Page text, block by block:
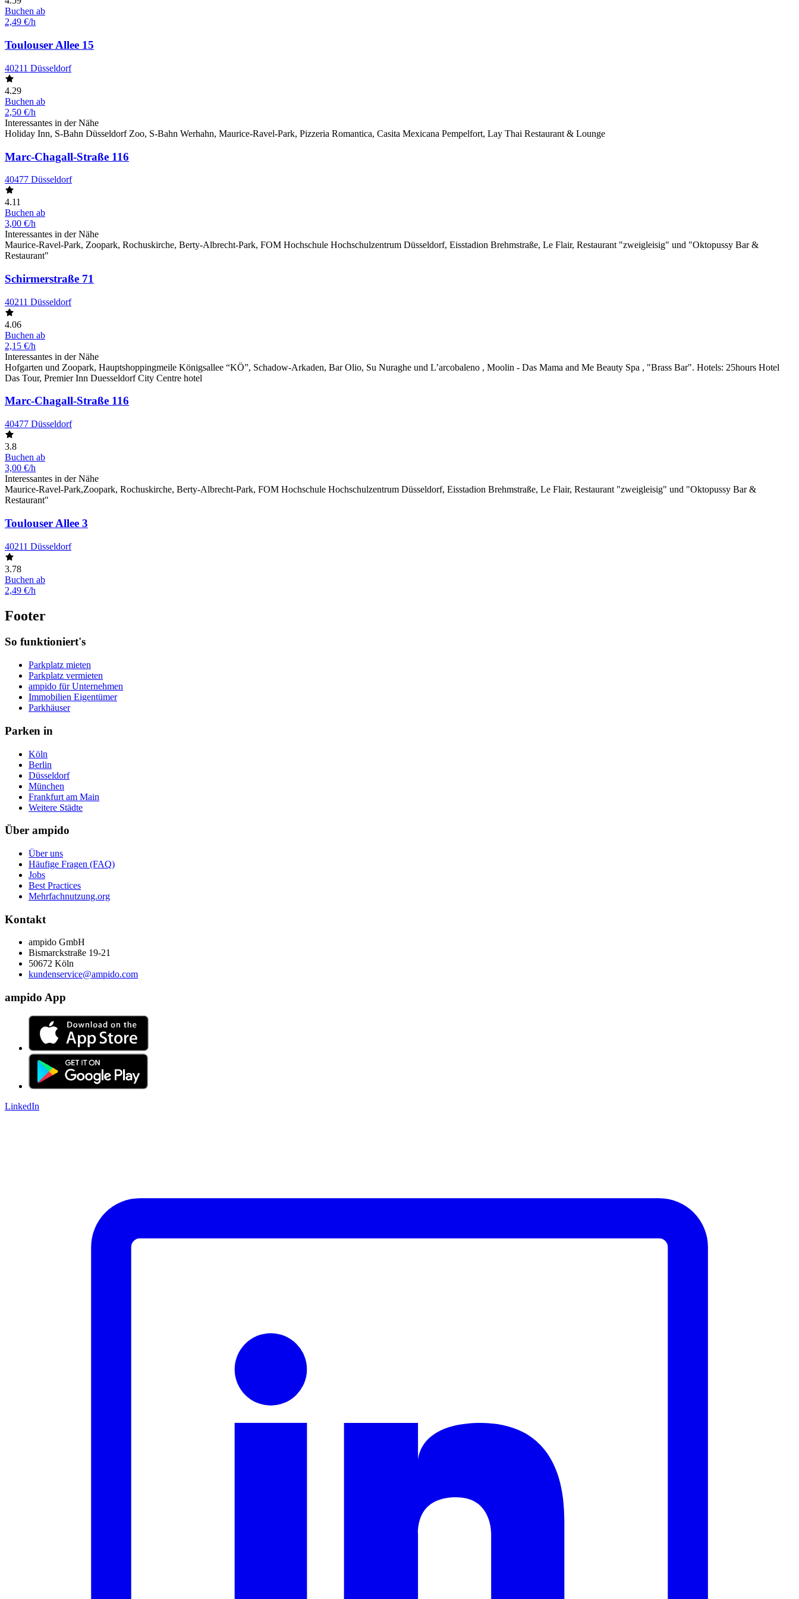
Buchen ab
2,49 €/h
Toulouser Allee 15
40211 Düsseldorf
4.29
Buchen ab
2,50 €/h
Interessantes in der Nähe
Holiday Inn, S-Bahn Düsseldorf Zoo, S-Bahn Werhahn, Maurice-Ravel-Park, Pizzeria Romantica, Casita Mexicana Pempelfort, Lay Thai Restaurant & Lounge
Marc-Chagall-Straße 116
40477 Düsseldorf
4.11
Buchen ab
3,00 €/h
Interessantes in der Nähe
Maurice-Ravel-Park, Zoopark, Rochuskirche, Berty-Albrecht-Park, FOM Hochschule Hochschulzentrum Düsseldorf, Eisstadion Brehmstraße, Le Flair, Restaurant "zweigleisig" und "Oktopussy Bar &
Restaurant"
Schirmerstraße 71
40211 Düsseldorf
4.06
Buchen ab
2,15 €/h
Interessantes in der Nähe
Hofgarten und Zoopark, Hauptshoppingmeile Königsallee “KÖ”, Schadow-Arkaden, Bar Olio, Su Nuraghe und L’arcobaleno , Moolin - Das Mama and Me Beauty Spa , "Brass Bar". Hotels: 25hours Hotel
Das Tour, Premier Inn Duesseldorf City Centre hotel
Marc-Chagall-Straße 116
40477 Düsseldorf
3.8
Buchen ab
3,00 €/h
Interessantes in der Nähe
Maurice-Ravel-Park,Zoopark, Rochuskirche, Berty-Albrecht-Park, FOM Hochschule Hochschulzentrum Düsseldorf, Eisstadion Brehmstraße, Le Flair, Restaurant "zweigleisig" und "Oktopussy Bar &
Restaurant"
Toulouser Allee 3
40211 Düsseldorf
3.78
Buchen ab
2,49 €/h
Footer
So funktioniert's
Parkplatz mieten
Parkplatz vermieten
ampido für Unternehmen
Immobilien Eigentümer
Parkhäuser
Parken in
Köln
Berlin
Düsseldorf
München
Frankfurt am Main
Weitere Städte
Über ampido
Über uns
Häufige Fragen (FAQ)
Jobs
Best Practices
Mehrfachnutzung.org
Kontakt
ampido GmbH
Bismarckstraße 19-21
50672 Köln
kundenservice@ampido.com
ampido App
LinkedIn